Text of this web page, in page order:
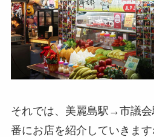
それでは、美麗島駅→市議
番にお店を紹介していきます